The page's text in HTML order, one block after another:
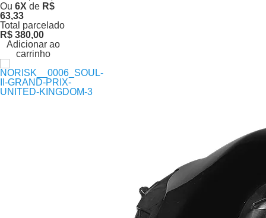
Ou 6X de R$
63,33
Total parcelado
R$ 380,00
Adicionar ao
carrinho